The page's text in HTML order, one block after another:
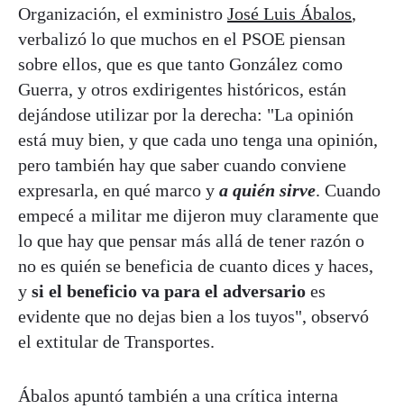
Organización, el exministro José Luis Ábalos,
verbalizó lo que muchos en el PSOE piensan
sobre ellos, que es que tanto González como
Guerra, y otros exdirigentes históricos, están
dejándose utilizar por la derecha: "La opinión
está muy bien, y que cada uno tenga una opinión,
pero también hay que saber cuando conviene
expresarla, en qué marco y a quién sirve. Cuando
empecé a militar me dijeron muy claramente que
lo que hay que pensar más allá de tener razón o
no es quién se beneficia de cuanto dices y haces,
y si el beneficio va para el adversario es
evidente que no dejas bien a los tuyos", observó
el extitular de Transportes.
Ábalos apuntó también a una crítica interna